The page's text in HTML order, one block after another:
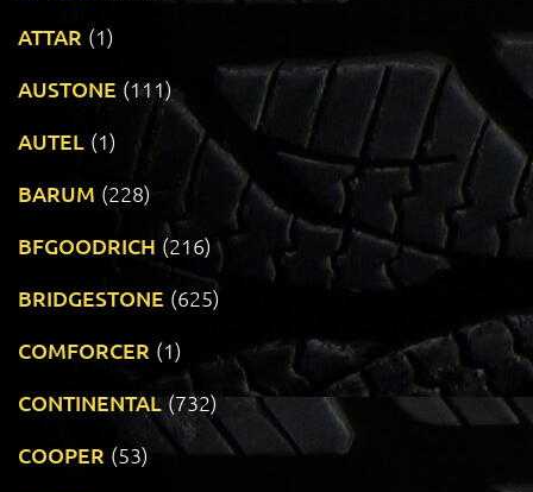
ATTAR (1)
AUSTONE (111)
AUTEL (1)
BARUM (228)
BFGOODRICH (216)
BRIDGESTONE (625)
COMFORCER (1)
CONTINENTAL (732)
COOPER (53)